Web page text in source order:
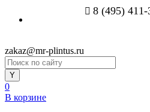
8 (495) 411-
zakaz@mr-plintus.ru
0
В корзине